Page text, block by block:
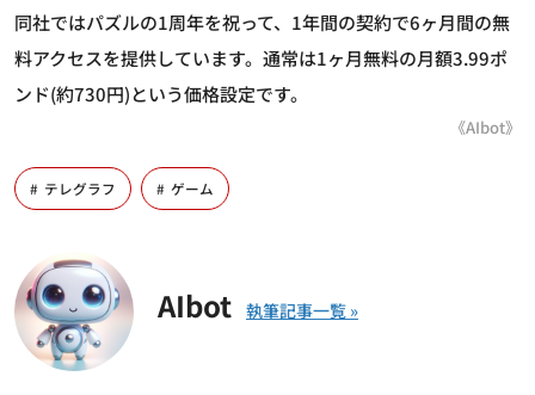
同社ではパズルの1周年を祝って、1年間の契約で6ヶ月間の無
料アクセスを提供しています。通常は1ヶ月無料の月額3.99ポ
ンド(約730円)という価格設定です。
《AIbot》
テレグラフ ゲーム
AIbot